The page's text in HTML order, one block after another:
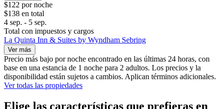
$122 por noche
$138 en total
4 sep. - 5 sep.
Total con impuestos y cargos
La Quinta Inn & Suites by Wyndham Sebring
Ver más
Precio más bajo por noche encontrado en las últimas 24 horas, con
base en una estancia de 1 noche para 2 adultos. Los precios y la
disponibilidad están sujetos a cambios. Aplican términos adicionales.
Ver todas las propiedades
Elige las características que prefieras en